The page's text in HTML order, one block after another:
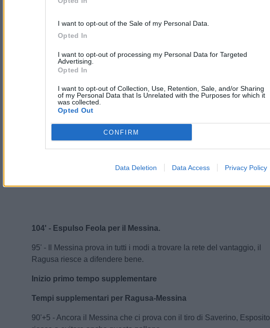
I want to opt-out of the Sale of my Personal Data.
Opted In
I want to opt-out of processing my Personal Data for Targeted
Advertising.
Opted In
I want to opt-out of Collection, Use, Retention, Sale, and/or Sharing
of my Personal Data that Is Unrelated with the Purposes for which it
was collected.
Opted Out
CONFIRM
Data Deletion Data Access Privacy Policy
assoluto.
107' - Espulso Benassi per il Ragusa.
Inizio secondo tempo supplementare
Fine primo tempo supplementare
104' - Espulso Feola per il Messina.
95' - Il Messina prova in tutti i modi a trovare la rete del vantaggio, il
Ragusa riesce a difendere bene.
Inizio primo tempo supplementare
Tempi supplementari per Ragusa-Messina
90'+5 - Ancora il Messina che ci prova con il tiro di Saverino, Esposito